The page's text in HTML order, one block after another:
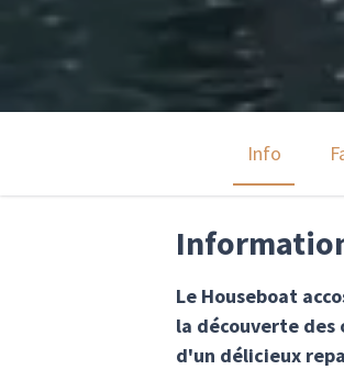
Info
Le Houseboat
la découverte des
d'un délicieux